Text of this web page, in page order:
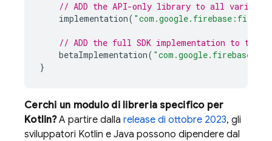
// ADD the API-only library to all variants
implementation(
// ADD the full SDK implementation to the
betaImplementation(
}
Cerchi un modulo di libreria specifico per
Kotlin?A partire dalla release di ottobre 2023, gli
sviluppatori Kotlin e Java possono dipendere dal